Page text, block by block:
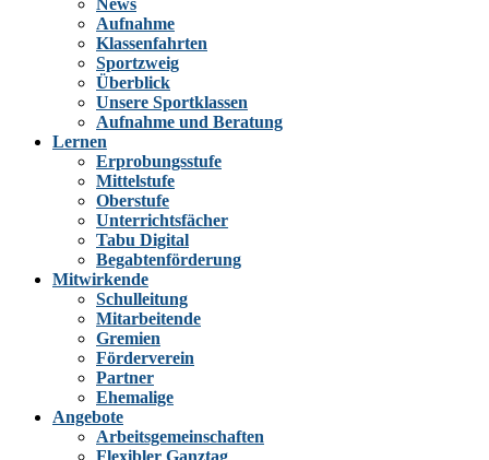
Aufnahme
Klassenfahrten
Sportzweig
Überblick
Unsere Sportklassen
Aufnahme und Beratung
Lernen
Erprobungsstufe
Mittelstufe
Oberstufe
Unterrichtsfächer
Tabu Digital
Begabtenförderung
Mitwirkende
Schulleitung
Mitarbeitende
Gremien
Förderverein
Partner
Ehemalige
Angebote
Arbeitsgemeinschaften
Flexibler Ganztag